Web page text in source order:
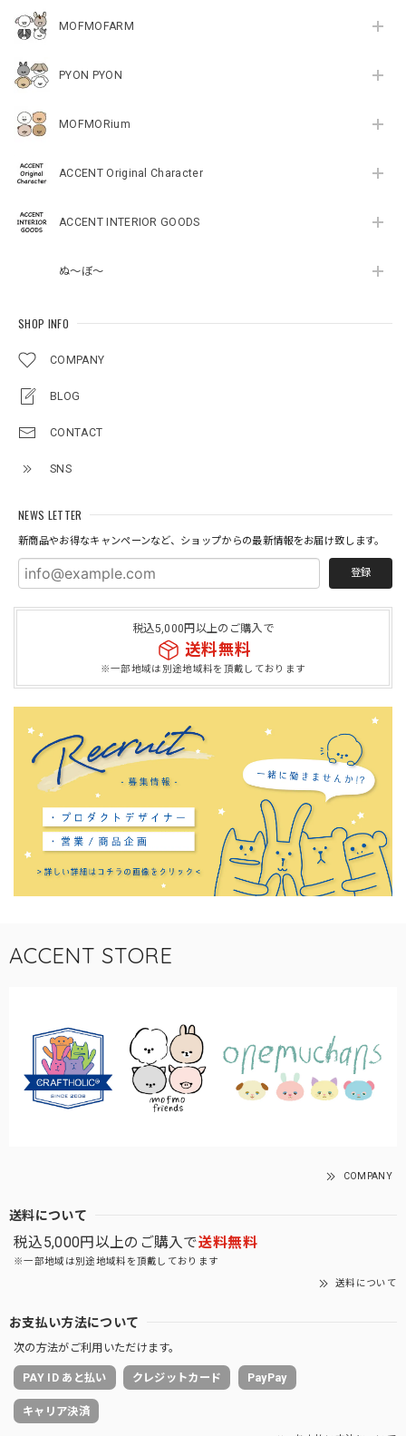
MOFMOFARM
PYON PYON
MOFMORium
ACCENT Original Character
ACCENT INTERIOR GOODS
ぬ～ぼ～
SHOP INFO
COMPANY
BLOG
CONTACT
SNS
NEWS LETTER
新商品やお得なキャンペーンなど、ショップからの最新情報をお届け致します。
登録
税込5,000円以上のご購入で
送料無料
※一部地域は別途地域料を頂戴しております
ACCENT STORE
COMPANY
送料について
税込5,000円以上のご購入で送料無料
※一部地域は別途地域料を頂戴しております
送料について
お支払い方法について
次の方法がご利用いただけます。
PAY ID あと払い クレジットカード PayPay
キャリア決済